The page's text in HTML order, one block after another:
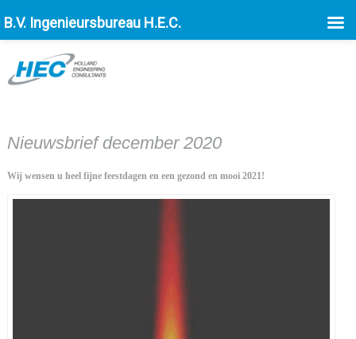
Nieuwsbrief december 2020
Wij wensen u heel fijne feestdagen en een gezond en mooi 2021!
B.V. Ingenieursbureau H.E.C.